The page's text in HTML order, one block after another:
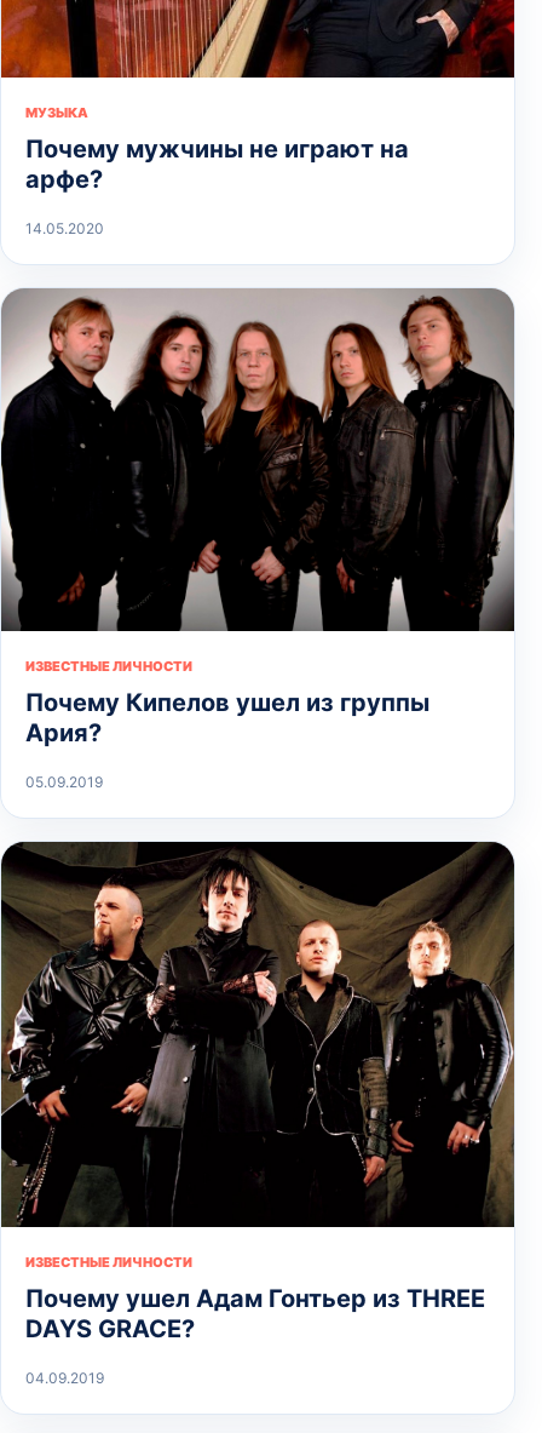
МУЗЫКА
Почему мужчины не играют на
арфе?
14.05.2020
ИЗВЕСТНЫЕ ЛИЧНОСТИ
Почему Кипелов ушел из группы
Ария?
05.09.2019
ИЗВЕСТНЫЕ ЛИЧНОСТИ
Почему ушел Адам Гонтьер из THREE
DAYS GRACE?
04.09.2019